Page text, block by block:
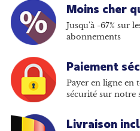
Moins cher
Jusqu'à -67% sur
abonnements
Paiement
Payer en ligne en
sécurité sur notre
Livraison